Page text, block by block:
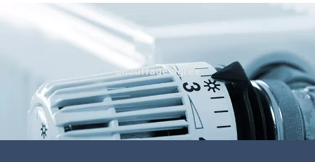
Chauffage agréé